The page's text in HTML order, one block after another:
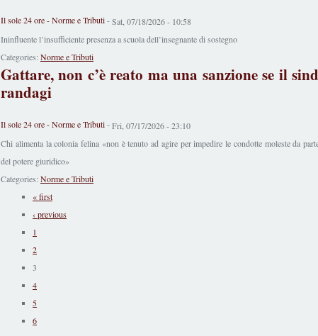
Il sole 24 ore - Norme e Tributi-Sat, 07/18/2026 - 10:58
Ininfluente l’insufficiente presenza a scuola dell’insegnante di sostegno
Categories: Norme e Tributi
Gattare, non c’è reato ma una sanzione se il
randagi
Il sole 24 ore - Norme e Tributi-Fri, 07/17/2026 - 23:10
Chi alimenta la colonia felina «non è tenuto ad agire per impedire le condotte moleste da
del potere giuridico»
Categories: Norme e Tributi
« first
‹ previous
1
2
3
4
5
6